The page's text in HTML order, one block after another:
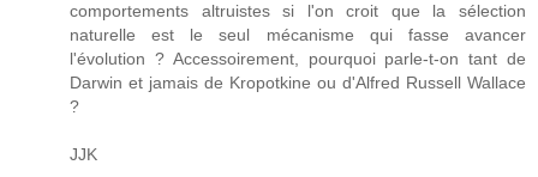
comportements altruistes si l'on croit que la sélection
naturelle est le seul mécanisme qui fasse avancer
l'évolution ? Accessoirement, pourquoi parle-t-on tant de
Darwin et jamais de Kropotkine ou d'Alfred Russell Wallace
?
JJK